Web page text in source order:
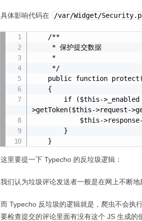
具体影响代码在 /var/Widget/
>getToken($this->request-
    }
这里要提一下 Typecho 的反垃圾逻辑：
我们认为垃圾评论发送者一般是在网上不断
而 Typecho 反垃圾的逻辑就是，爬虫不会执
要检查提交的评论里面有没有这个 JS 生成的